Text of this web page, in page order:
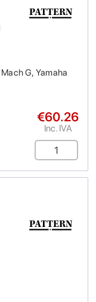
G, Yamaha
€60.26
Inc. IVA